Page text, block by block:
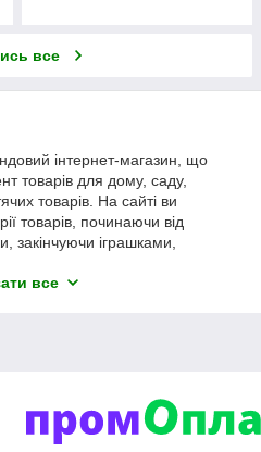
все
інтернет-магазин, що
товарів для дому, саду,
товарів. На сайті ви
товарів, починаючи від
закінчуючи іграшками,
зручними для клієнтів,
по всій Україні.
безліч категорій, щоб
все